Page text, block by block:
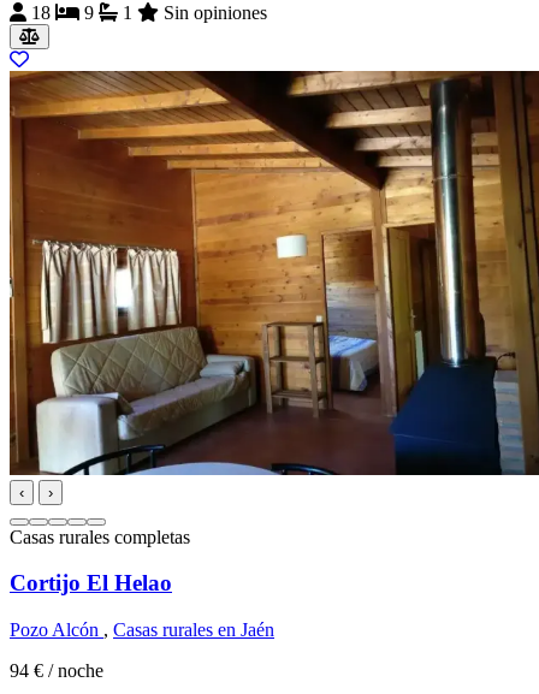
18
9 1 Sin opiniones
‹ ›
Casas rurales completas
Cortijo El Helao
Pozo Alcón , Casas rurales en Jaén
94 € / noche